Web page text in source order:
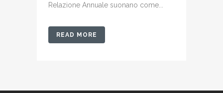
Relazione Annuale suonano come...
READ MORE